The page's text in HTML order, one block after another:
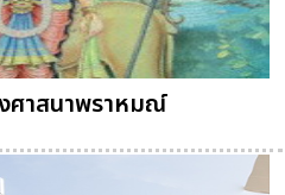
ศาสนาพราหมณ์